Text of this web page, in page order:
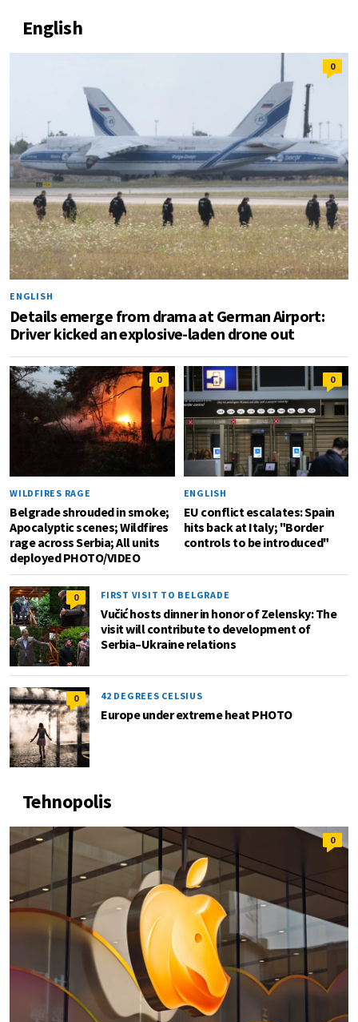
English
0
ENGLISH
Details emerge from drama at German Airport:
Driver kicked an explosive-laden drone out
0
WILDFIRES RAGE
Belgrade shrouded in smoke;
Apocalyptic scenes; Wildfires
rage across Serbia; All units
deployed PHOTO/VIDEO
0
ENGLISH
EU conflict escalates: Spain
hits back at Italy; "Border
controls to be introduced"
0 FIRST VISIT TO BELGRADE
Vučić hosts dinner in honor of Zelensky: The
visit will contribute to development of
Serbia–Ukraine relations
0 42 DEGREES CELSIUS
Europe under extreme heat PHOTO
Tehnopolis
0